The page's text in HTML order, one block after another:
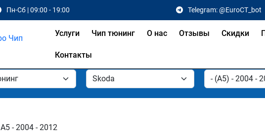
Пн-Сб | 09:00 - 19:00 Telegram: @EuroCT_bot
Услуги Чип тюнинг О нас Отзывы Скидки
Контакты
A5 - 2004 - 2012